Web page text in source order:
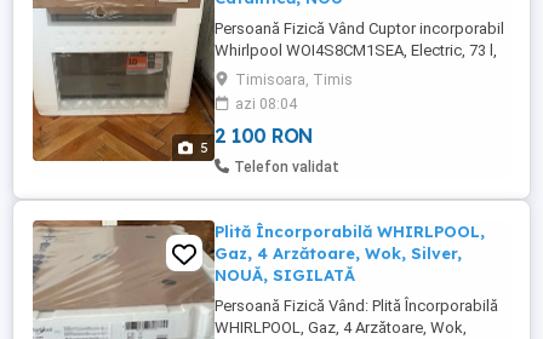
5
Persoană Fizică Vând Cuptor incorporabil
Whirlpool WOI4S8CM1SEA, Electric, 73 l,
Autocuratare catalitica, Tehnologie al 6-
lea simt, Clasa A+, Bej Caracteristici
principale: - Steam + Functia Steam+
ofera o experienta de gatire fara efort si
transforma preparatele de zi cu zi in mese
Timisoara, Timis
azi 08:04
2 100 RON
Telefon validat
Plită Încorporabilă WHIRLPOOL,
Gaz, 4 Arzătoare, Wok, Silver,
NOUĂ, SIGILATĂ
Persoană Fizică Vând: Plită Încorporabilă
WHIRLPOOL, Gaz, 4 Arzătoare, Wok,